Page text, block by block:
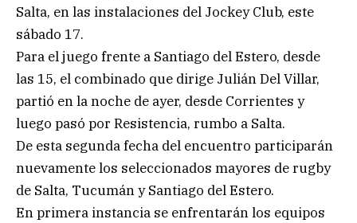
Salta, en las instalaciones del Jockey Club, este
sábado 17.
Para el juego frente a Santiago del Estero, desde
las 15, el combinado que dirige Julián Del Villar,
partió en la noche de ayer, desde Corrientes y
luego pasó por Resistencia, rumbo a Salta.
De esta segunda fecha del encuentro participarán
nuevamente los seleccionados mayores de rugby
de Salta, Tucumán y Santiago del Estero.
En primera instancia se enfrentarán los equipos